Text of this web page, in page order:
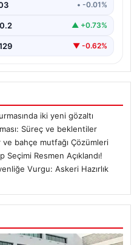
• -0.01%
▲ +0.73%
▼ -0.62%
iki yeni gözaltı
Süreç ve beklentiler
bahçe mutfağı Çözümleri
Seçimi Resmen Açıklandı!
Vurgu: Askeri Hazırlık